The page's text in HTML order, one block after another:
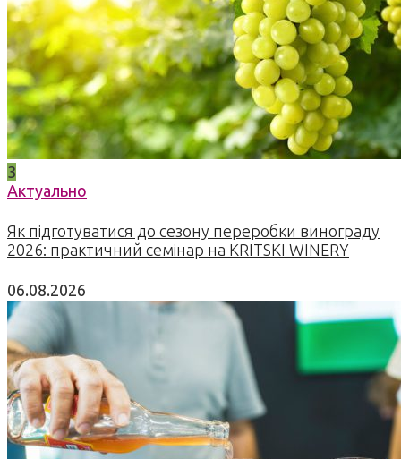
3
Актуально
Як підготуватися до сезону переробки винограду
2026: практичний семінар на KRITSKI WINERY
06.08.2026